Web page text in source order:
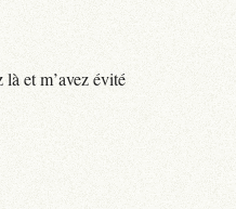
et m’avez évité